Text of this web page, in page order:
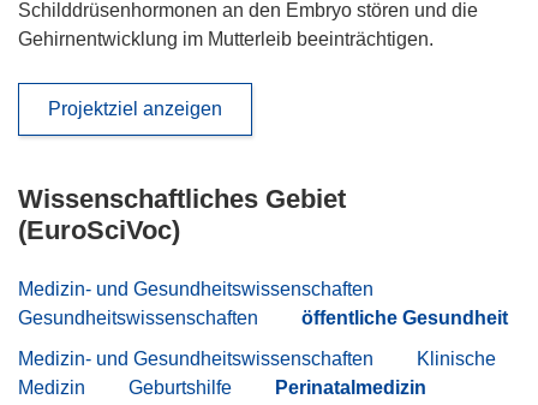
Schilddrüsenhormonen an den Embryo stören und die
Gehirnentwicklung im Mutterleib beeinträchtigen.
Projektziel anzeigen
Wissenschaftliches Gebiet
(EuroSciVoc)
Medizin- und Gesundheitswissenschaften
Gesundheitswissenschaften
öffentliche Gesundheit
Medizin- und Gesundheitswissenschaften
Klinische
Medizin
Geburtshilfe
Perinatalmedizin